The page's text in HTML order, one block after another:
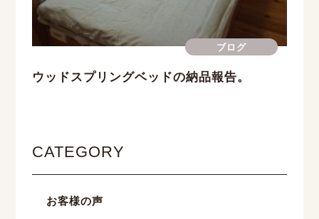
ブログ
ウッドスプリングベッドの納品報告。
CATEGORY
お客様の声